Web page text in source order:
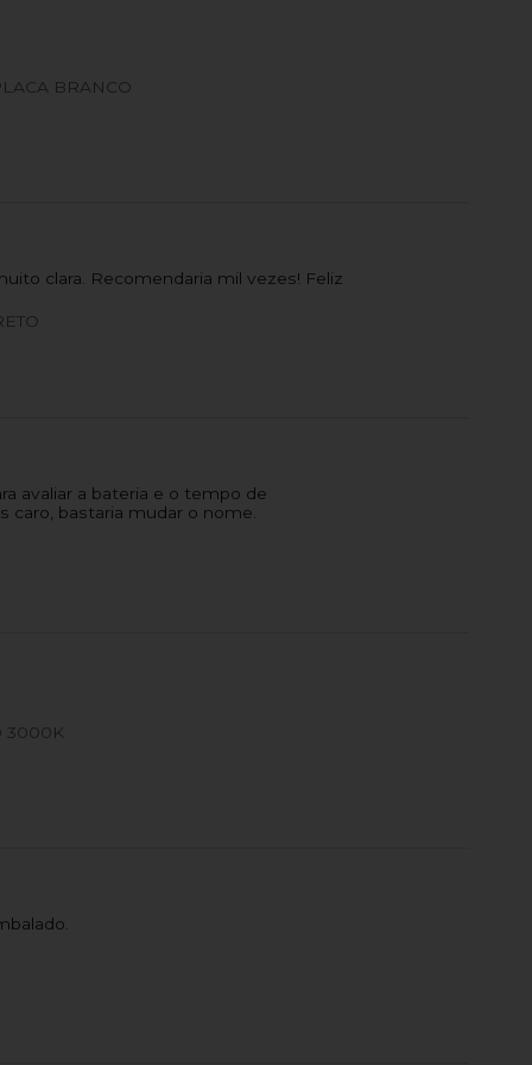
BRANCO
clara. Recomendaria mil vezes! Feliz
avaliar a bateria e o tempo de
caro, bastaria mudar o nome.
3000K